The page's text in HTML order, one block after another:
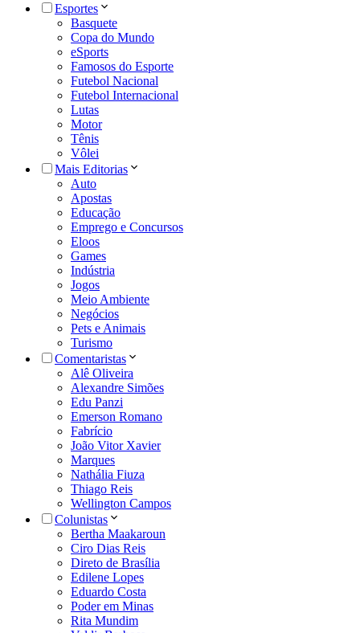
Esportes
Basquete
Copa do Mundo
eSports
Famosos do Esporte
Futebol Nacional
Futebol Internacional
Lutas
Motor
Tênis
Vôlei
Mais Editorias
Auto
Apostas
Educação
Emprego e Concursos
Eloos
Games
Indústria
Jogos
Meio Ambiente
Negócios
Pets e Animais
Turismo
Comentaristas
Alê Oliveira
Alexandre Simões
Edu Panzi
Emerson Romano
Fabrício
João Vitor Xavier
Marques
Nathália Fiuza
Thiago Reis
Wellington Campos
Colunistas
Bertha Maakaroun
Ciro Dias Reis
Direto de Brasília
Edilene Lopes
Eduardo Costa
Poder em Minas
Rita Mundim